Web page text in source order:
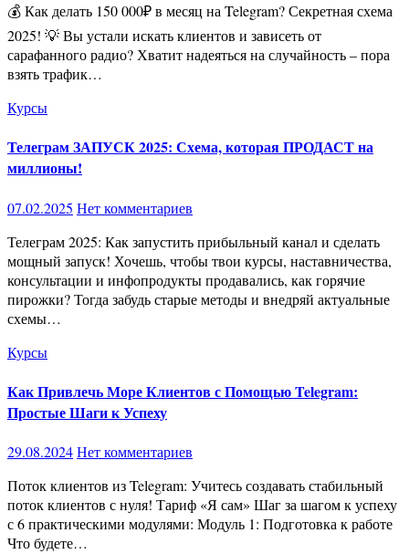
💰 Как делать 150 000₽ в месяц на Telegram? Секретная схема
2025! 💡 Вы устали искать клиентов и зависеть от
сарафанного радио? Хватит надеяться на случайность – пора
взять трафик…
Курсы
Телеграм ЗАПУСК 2025: Схема, которая ПРОДАСТ на
миллионы!
07.02.2025 Нет комментариев
Телеграм 2025: Как запустить прибыльный канал и сделать
мощный запуск! Хочешь, чтобы твои курсы, наставничества,
консультации и инфопродукты продавались, как горячие
пирожки? Тогда забудь старые методы и внедряй актуальные
схемы…
Курсы
Как Привлечь Море Клиентов с Помощью Telegram:
Простые Шаги к Успеху
29.08.2024Нет комментариев
Поток клиентов из Telegram: Учитесь создавать стабильный
поток клиентов с нуля! Тариф «Я сам» Шаг за шагом к успеху
с 6 практическими модулями: Модуль 1: Подготовка к работе
Что будете…